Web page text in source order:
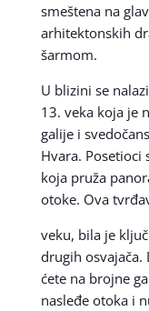
smeštena na
arhitektonskih
šarmom.
U blizini se
13. veka koja je
galije i
Hvara.
koja pruža
otoke. Ova
veku, bila je
drugih osvajača.
ćete na brojne
nasleđe otoka i